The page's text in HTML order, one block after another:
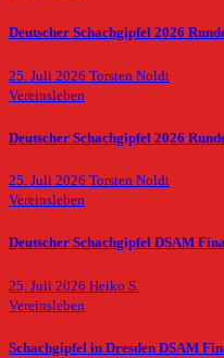
Deutscher Schachgipfel 2026
25. Juli 2026 Torsten Noldt
Vereinsleben
Deutscher Schachgipfel 2026
25. Juli 2026 Torsten Noldt
Vereinsleben
Deutscher Schachgipfel DSAM
25. Juli 2026 Heiko S.
Vereinsleben
Schachgipfel in Dresden DSAM